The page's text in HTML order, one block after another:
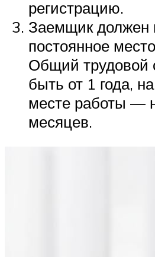
регистрацию.
Заемщик должен
постоянное
Общий трудовой
быть от 1 года,
месте работы —
месяцев.